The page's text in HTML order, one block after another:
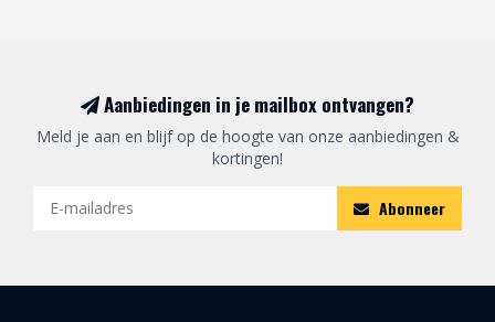
Aanbiedingen in je mailbox ontvangen?
Meld je aan en blijf op de hoogte van onze aanbiedingen &
kortingen!
Abonneer